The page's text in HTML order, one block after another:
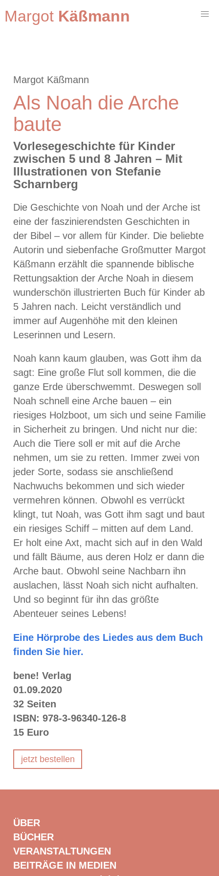
Margot Käßmann
Margot Käßmann
Als Noah die Arche
baute
Vorlesegeschichte für Kinder
zwischen 5 und 8 Jahren – Mit
Illustrationen von Stefanie
Scharnberg
Die Geschichte von Noah und der Arche ist
eine der faszinierendsten Geschichten in
der Bibel – vor allem für Kinder. Die beliebte
Autorin und siebenfache Großmutter Margot
Käßmann erzählt die spannende biblische
Rettungsaktion der Arche Noah in diesem
wunderschön illustrierten Buch für Kinder ab
5 Jahren nach. Leicht verständlich und
immer auf Augenhöhe mit den kleinen
Leserinnen und Lesern.
Noah kann kaum glauben, was Gott ihm da
sagt: Eine große Flut soll kommen, die die
ganze Erde überschwemmt. Deswegen soll
Noah schnell eine Arche bauen – ein
riesiges Holzboot, um sich und seine Familie
in Sicherheit zu bringen. Und nicht nur die:
Auch die Tiere soll er mit auf die Arche
nehmen, um sie zu retten. Immer zwei von
jeder Sorte, sodass sie anschließend
Nachwuchs bekommen und sich wieder
vermehren können. Obwohl es verrückt
klingt, tut Noah, was Gott ihm sagt und baut
ein riesiges Schiff – mitten auf dem Land.
Er holt eine Axt, macht sich auf in den Wald
und fällt Bäume, aus deren Holz er dann die
Arche baut. Obwohl seine Nachbarn ihn
auslachen, lässt Noah sich nicht aufhalten.
Und so beginnt für ihn das größte
Abenteuer seines Lebens!
Eine Hörprobe des Liedes aus dem Buch
finden Sie hier.
bene! Verlag
01.09.2020
32 Seiten
ISBN: 978-3-96340-126-8
15 Euro
jetzt bestellen
ÜBER
BÜCHER
VERANSTALTUNGEN
BEITRÄGE IN MEDIEN